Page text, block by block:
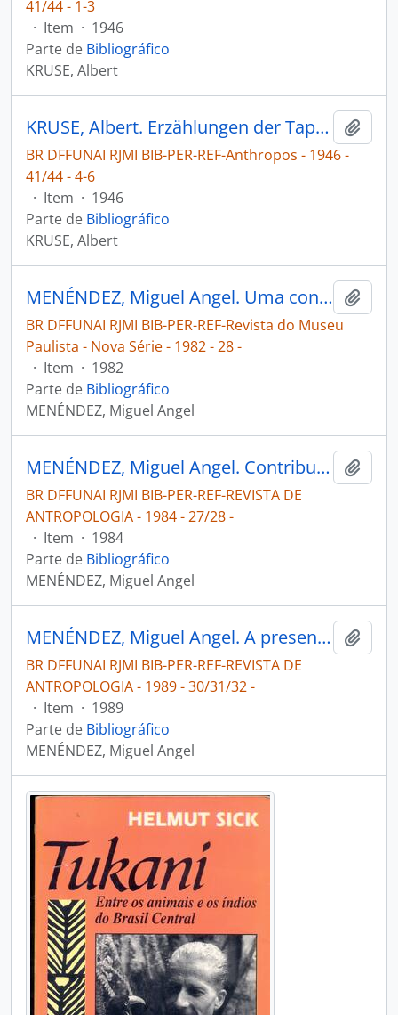
41/44 - 1-3
· Item · 1946
Parte de Bibliográfico
KRUSE, Albert
KRUSE, Albert. Erzählungen der Tapajoz-Mundurukú [2] [Anthropos]
BR DFFUNAI RJMI BIB-PER-REF-Anthropos - 1946 -
41/44 - 4-6
· Item · 1946
Parte de Bibliográfico
KRUSE, Albert
MENÉNDEZ, Miguel Angel. Uma contribuição para a etno-história da área Tapajós-Madeira [Revista do Museu Paulista - Nova Série]
BR DFFUNAI RJMI BIB-PER-REF-Revista do Museu
Paulista - Nova Série - 1982 - 28 -
· Item · 1982
Parte de Bibliográfico
MENÉNDEZ, Miguel Angel
MENÉNDEZ, Miguel Angel. Contribuição ao estudo das relações tribais na área Tapajós-Madeira [REVISTA DE ANTROPOLOGIA]
BR DFFUNAI RJMI BIB-PER-REF-REVISTA DE
ANTROPOLOGIA - 1984 - 27/28 -
· Item · 1984
Parte de Bibliográfico
MENÉNDEZ, Miguel Angel
MENÉNDEZ, Miguel Angel. A presença do branco na mitologia Kawahiwa [REVISTA DE ANTROPOLOGIA: história e identidade de um povo tupi]
BR DFFUNAI RJMI BIB-PER-REF-REVISTA DE
ANTROPOLOGIA - 1989 - 30/31/32 -
· Item · 1989
Parte de Bibliográfico
MENÉNDEZ, Miguel Angel